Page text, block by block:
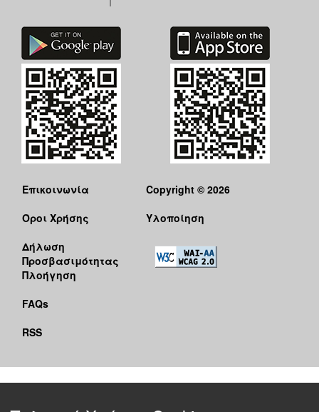
Επικοινωνία
Όροι Χρήσης
Δήλωση
Προσβασιμότητας
Πλοήγηση
FAQs
RSS
Copyright © 2026
Υλοποίηση